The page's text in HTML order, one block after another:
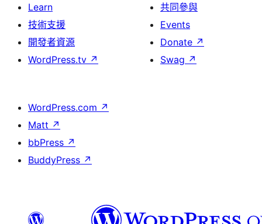
Learn
技術支援
開發者資源
WordPress.tv ↗
共同參與
Events
Donate ↗
Swag ↗
WordPress.com ↗
Matt ↗
bbPress ↗
BuddyPress ↗